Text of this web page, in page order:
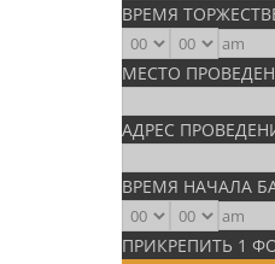
ВРЕМЯ
МЕСТО
АДРЕС
ВРЕМЯ НАЧАЛА
ПРИКРЕПИТЬ 1